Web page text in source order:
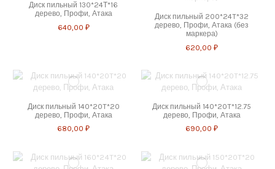
Диск пильный 130*24Т*16
дерево, Профи, Атака
640,00 ₽
Диск пильный 200*24T*32
дерево, Профи, Атака (без
маркера)
620,00 ₽
Диск пильный 140*20T*20
дерево, Профи, Атака
680,00 ₽
Диск пильный 140*20T*12.75
дерево, Профи, Атака
690,00 ₽